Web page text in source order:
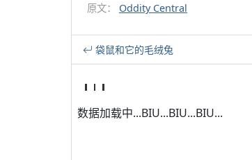
原文： Oddity Central
袋鼠和它的毛绒兔
数据加载中...BIU...BIU...BIU...